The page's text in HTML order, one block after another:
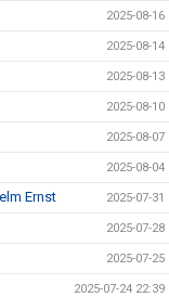
2025-08-16
2025-08-14
2025-08-13
2025-08-10
2025-08-07
2025-08-04
Ernst 2025-07-31
2025-07-28
2025-07-25
2025-07-24 22:39